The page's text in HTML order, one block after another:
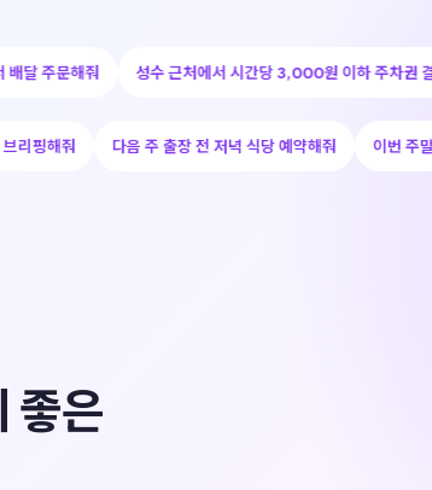
운 야식 골라서 배달 주문해줘 성수 근처에서 시간당 3,000
다음 주 출장 전 저녁 식당 예약해줘 이번 주말 데이트 코스
좋은